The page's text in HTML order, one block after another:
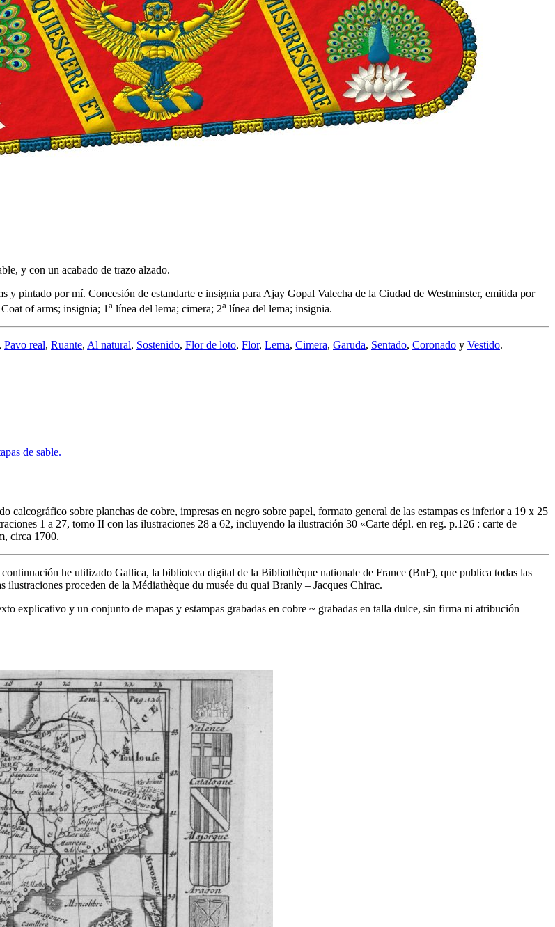
y con un acabado de trazo alzado.
pintado por mí. Concesión de estandarte e insignia para Ajay Gopal Valecha de la Ciudad de Westminster, emitida por
of arms; insignia; 1 a línea del lema; cimera; 2a línea del lema; insignia.
, Pavo real, Ruante, Al natural, Sostenido, Flor de loto, Flor, Lema, Cimera, Garuda, Sentado, Coronado y Vestido.
calcográfico sobre planchas de cobre, impresas en negro sobre papel, formato general de las estampas es inferior a 19 x 25
1 a 27, tomo II con las ilustraciones 28 a 62, incluyendo la ilustración 30 «Carte dépl. en reg. p.126 : carte de
circa 1700.
he utilizado Gallica, la biblioteca digital de la Bibliothèque nationale de France (BnF), que publica todas las
ilustraciones proceden de la Médiathèque du musée du quai Branly – Jacques Chirac.
explicativo y un conjunto de mapas y estampas grabadas en cobre ~ grabadas en talla dulce, sin firma ni atribución